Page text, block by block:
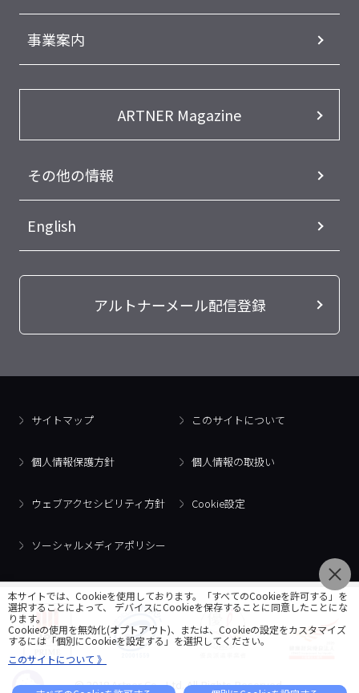
事業案内
ARTNER Magazine
その他の情報
English
アルトナーメール配信登録
サイトマップ このサイトについて
個人情報保護方針 個人情報の取扱い
ウェブアクセシビリティ方針 Cookie設定
ソーシャルメディアポリシー
© 2018 Artner Co., Ltd. All Rights Reserved.
本サイトでは、Cookieを使用しております。「すべてのCookieを許可する」を
選択することによって、 デバイスにCookieを保存することに同意したことにな
ります。
Cookieの使用を無効化(オプトアウト)、または、Cookieの設定をカスタマイズ
するには「個別にCookieを設定する」を選択してください。
このサイトについて 》